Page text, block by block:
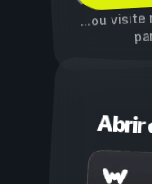
...ou
Abrir